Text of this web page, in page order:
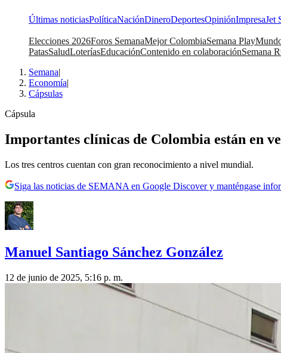
Últimas noticiasPolíticaNaciónDineroDeportesOpiniónImpresaJet
Elecciones 2026Foros SemanaMejor ColombiaSemana Play
PatasSaludLoteríasEducaciónContenido en colaboraciónSemana
Semana|
Economía|
Cápsulas
Cápsula
Importantes clínicas de Colombia están en
Los tres centros cuentan con gran reconocimiento a nivel mundial.
Siga las noticias de SEMANA en Google Discover y manténgase
Manuel Santiago Sánchez González
12 de junio de 2025, 5:16 p. m.